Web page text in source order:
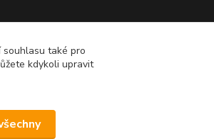
souhlasu také pro
kdykoli upravit